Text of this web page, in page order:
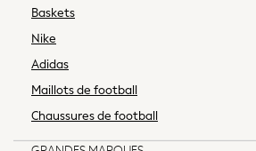
Formal Coats
Blazers
Leather Jackets
Shackets
Baskets
Nike
Adidas
Maillots de football
Chaussures de football